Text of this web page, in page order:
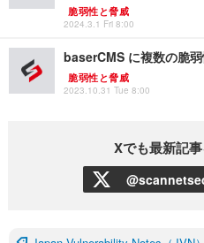
脆弱性と脅威
2024.3.1 Fri 8:00
baserCMS に複数の脆
脆弱性と脅威
2023.10.31 Tue 8:00
Xでも最新記